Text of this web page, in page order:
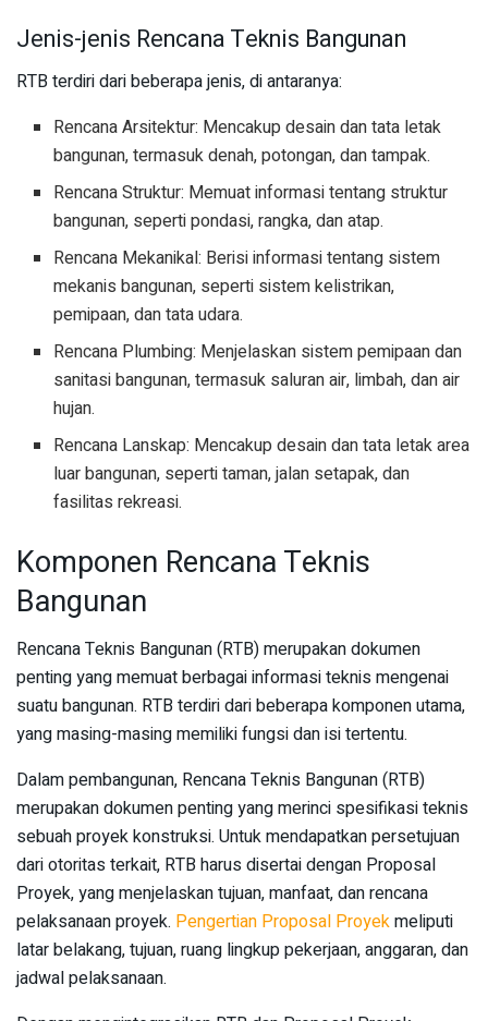
Jenis-jenis Rencana Teknis Bangunan
RTB terdiri dari beberapa jenis, di antaranya:
Rencana Arsitektur: Mencakup desain dan tata letak
bangunan, termasuk denah, potongan, dan tampak.
Rencana Struktur: Memuat informasi tentang struktur
bangunan, seperti pondasi, rangka, dan atap.
Rencana Mekanikal: Berisi informasi tentang sistem
mekanis bangunan, seperti sistem kelistrikan,
pemipaan, dan tata udara.
Rencana Plumbing: Menjelaskan sistem pemipaan dan
sanitasi bangunan, termasuk saluran air, limbah, dan air
hujan.
Rencana Lanskap: Mencakup desain dan tata letak area
luar bangunan, seperti taman, jalan setapak, dan
fasilitas rekreasi.
Komponen Rencana Teknis
Bangunan
Rencana Teknis Bangunan (RTB) merupakan dokumen
penting yang memuat berbagai informasi teknis mengenai
suatu bangunan. RTB terdiri dari beberapa komponen utama,
yang masing-masing memiliki fungsi dan isi tertentu.
Dalam pembangunan, Rencana Teknis Bangunan (RTB)
merupakan dokumen penting yang merinci spesifikasi teknis
sebuah proyek konstruksi. Untuk mendapatkan persetujuan
dari otoritas terkait, RTB harus disertai dengan Proposal
Proyek, yang menjelaskan tujuan, manfaat, dan rencana
pelaksanaan proyek. Pengertian Proposal Proyekmeliputi
latar belakang, tujuan, ruang lingkup pekerjaan, anggaran, dan
jadwal pelaksanaan.